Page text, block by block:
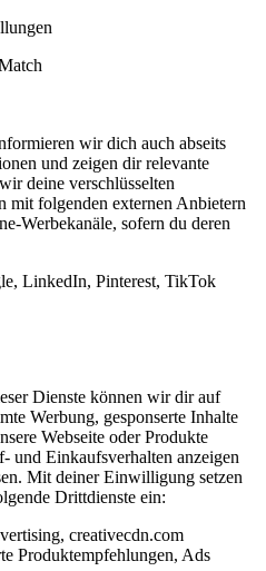
wir dich auch abseits
und zeigen dir relevante
deine verschlüsselten
mit folgenden externen Anbietern
Werbekanäle, sofern du deren
LinkedIn, Pinterest, TikTok
Dienste können wir dir auf
Werbung, gesponserte Inhalte
Webseite oder Produkte
und Einkaufsverhalten anzeigen
Mit deiner Einwilligung setzen
Drittdienste ein:
creativecdn.com
Produktempfehlungen, Ads